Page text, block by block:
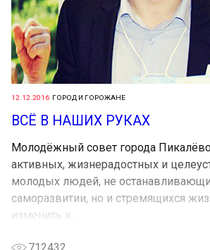
12.12.2016 ГОРОД И ГОРОЖАНЕ
ВСЁ В НАШИХ РУКАХ
Молодёжный совет города
активных, жизнерадостных и
молодых людей, не
саморазвитии, но и стремящихся
изменить к...
712432